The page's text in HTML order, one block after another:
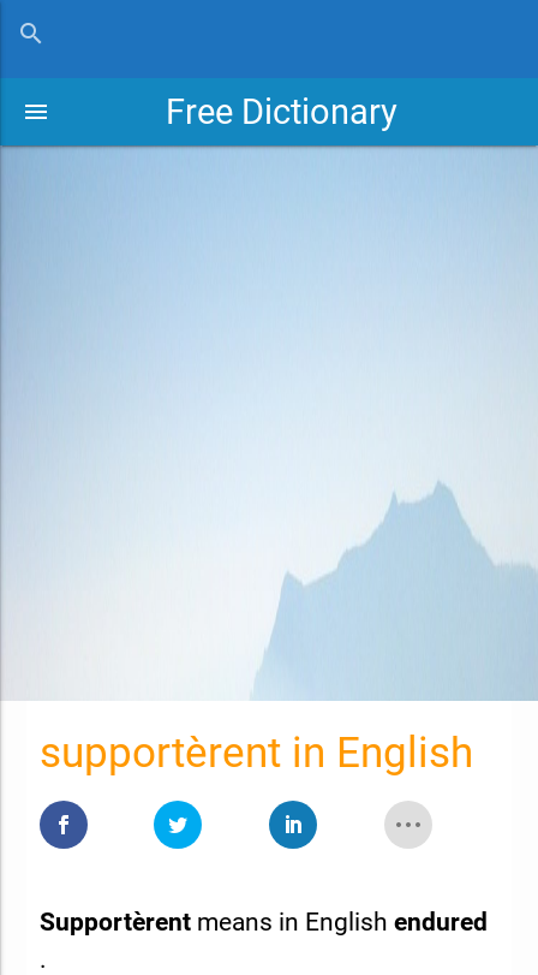
search
Free Dictionary
menu
supportèrent in English
Supportèrent means in English endured
.